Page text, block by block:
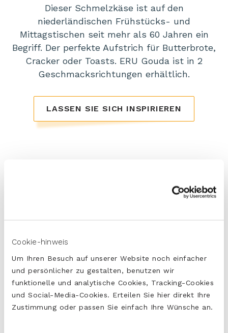
Cookie-hinweis
Um Ihren Besuch auf unserer Website noch einfacher
und persönlicher zu gestalten, benutzen wir
funktionelle und analytische Cookies, Tracking-Cookies
und Social-Media-Cookies. Erteilen Sie hier direkt Ihre
Zustimmung oder passen Sie einfach Ihre Wünsche an.
Dieser Schmelzkäse ist auf den
niederländischen Frühstücks- und
Mittagstischen seit mehr als 60 Jahren ein
Begriff. Der perfekte Aufstrich für Butterbrote,
Cracker oder Toasts. ERU Gouda ist in 2
Geschmacksrichtungen erhältlich.
LASSEN SIE SICH INSPIRIEREN